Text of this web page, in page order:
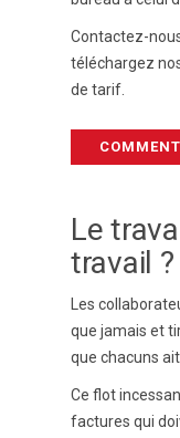
Contactez-
téléchargez
de tarif.
Le
travail ?
Les
que jamais et
que chacuns
Ce flot
factures qui